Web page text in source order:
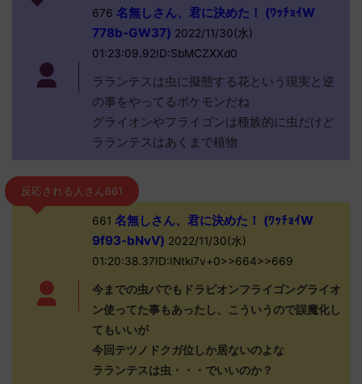
676 名無しさん、君に決めた！ (ﾜｯﾁｮｲW
778b-GW37) 2022/11/30(水)
01:23:09.92ID:SbMCZXXd0
ラランテスは虫に擬態する花という現実と逆
の事をやってるポケモンだね
グライオンやフライゴンは種族的に虫だけど
ラランテスはあくまで植物
反応される人さん661
661 名無しさん、君に決めた！ (ﾜｯﾁｮｲW
9f93-bNvV) 2022/11/30(水)
01:20:38.37ID:INtki7v+0>>664>>669
今までの虫パでもドラピオンフライゴングライオ
ン使ってた事もあったし、こういうので誤魔化し
てもいいが
今回テツノドクガ位しか居ないのよな
ラランテスは虫・・・でいいのか？